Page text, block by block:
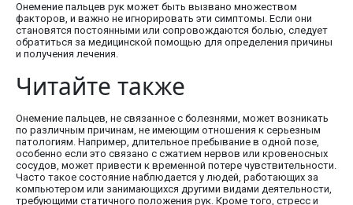
Онемение пальцев рук может быть вызвано множеством
факторов, и важно не игнорировать эти симптомы. Если они
становятся постоянными или сопровождаются болью, следует
обратиться за медицинской помощью для определения причины
и получения лечения.
Читайте также
Онемение пальцев, не связанное с болезнями, может возникать
по различным причинам, не имеющим отношения к серьезным
патологиям. Например, длительное пребывание в одной позе,
особенно если это связано с сжатием нервов или кровеносных
сосудов, может привести к временной потере чувствительности.
Часто такое состояние наблюдается у людей, работающих за
компьютером или занимающихся другими видами деятельности,
требующими статичного положения рук. Кроме того, стресс и